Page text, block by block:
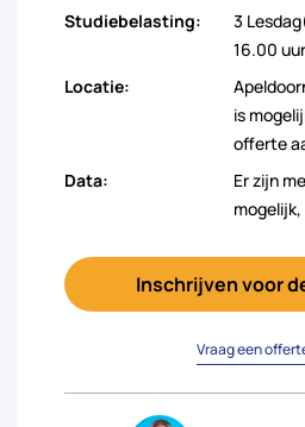
Studiebelasting:
3
16.00
Locatie:
is
offerte
Data:
Er zijn
Inschrijven voor
Vraag een